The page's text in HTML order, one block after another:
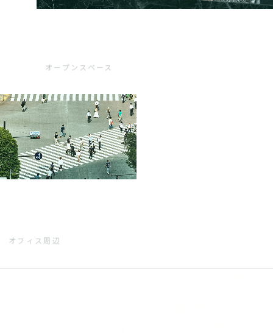
オープンスペース
オフィス周辺